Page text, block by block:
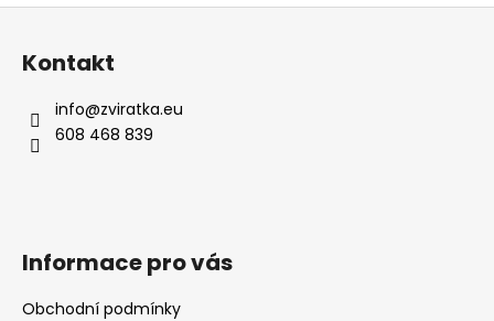
Z
Kontakt
info@zviratka.eu
608 468 839
Informace pro vás
Obchodní podmínky